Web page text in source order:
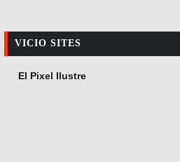
VICIO SITES
El Pixel Ilustre